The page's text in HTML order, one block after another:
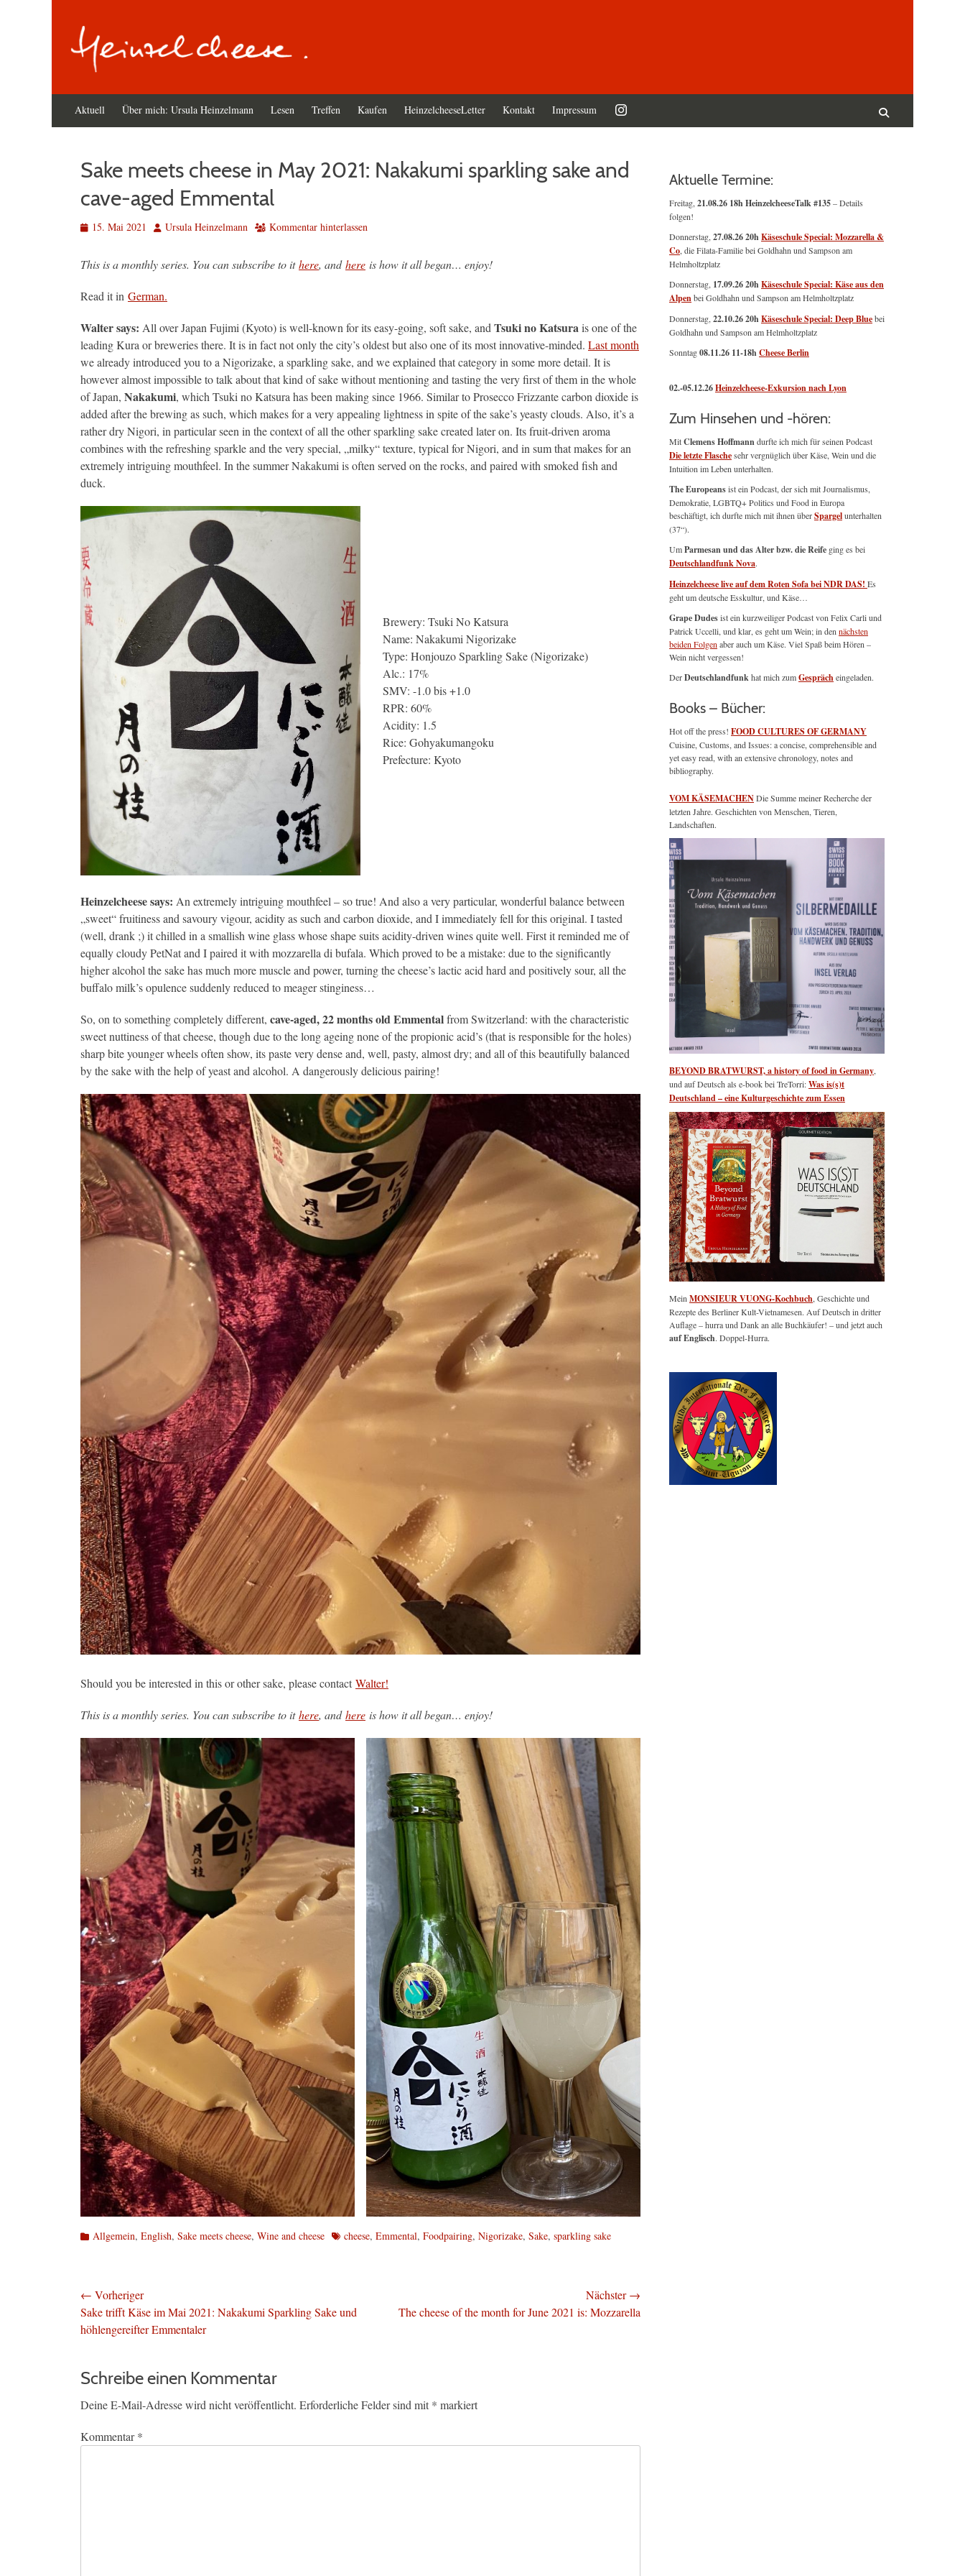
Primäres
Menü
Aktuell Über mich: Ursula Heinzelmann Lesen Treffen Kaufen HeinzelcheeseLetter Kontakt Impressum
Sake meets cheese in May 2021: Nakakumi sparkling sake and
cave-aged Emmental
Veröffentlicht
15. Mai 2021 AutorUrsula Heinzelmann Kommentar hinterlassen
This is a monthly series. You can subscribe to ithere, andhere is how it all began… enjoy!
Read it in German.
Walter says: All over Japan Fujimi (Kyoto) is well-known for its easy-going, soft sake, and Tsuki no Katsurais one of the
leading Kura or breweries there. It is in fact not only the city’s oldest but also one of its most innovative-minded. Last month
we already introduced you to a Nigorizake, a sparkling sake, and we explained that category in some more detail. It is
however almost impossible to talk about that kind of sake without mentioning and tasting the very first of them in the whole
of Japan, Nakakumi, which Tsuki no Katsura has been making since 1966. Similar to Prosecco Frizzante carbon dioxide is
added after the brewing as such, which makes for a very appealing lightness in spite of the sake’s yeasty clouds. Also, it’s a
rather dry Nigori, in particular seen in the context of all the other sparkling sake created later on. Its fruit-driven aroma
combines with the refreshing sparkle and the very special, „milky“ texture, typical for Nigori, and in sum that makes for an
extremely intriguing mouthfeel. In the summer Nakakumi is often served on the rocks, and paired with smoked fish and
duck.
Brewery: Tsuki No Katsura
Name: Nakakumi Nigorizake
Type: Honjouzo Sparkling Sake (Nigorizake)
Alc.: 17%
SMV: -1.0 bis +1.0
RPR: 60%
Acidity: 1.5
Rice: Gohyakumangoku
Prefecture: Kyoto
Heinzelcheese says: An extremely intriguing mouthfeel – so true! And also a very particular, wonderful balance between
„sweet“ fruitiness and savoury vigour, acidity as such and carbon dioxide, and I immediately fell for this original. I tasted
(well, drank ;) it chilled in a smallish wine glass whose shape suits acidity-driven wines quite well. First it reminded me of
equally cloudy PetNat and I paired it with mozzarella di bufala. Which proved to be a mistake: due to the significantly
higher alcohol the sake has much more muscle and power, turning the cheese’s lactic acid hard and positively sour, all the
buffalo milk’s opulence suddenly reduced to meager stinginess…
So, on to something completely different, cave-aged, 22 months old Emmentalfrom Switzerland: with the characteristic
sweet nuttiness of that cheese, though due to the long ageing none of the propionic acid’s (that is responsible for the holes)
sharp bite younger wheels often show, its paste very dense and, well, pasty, almost dry; and all of this beautifully balanced
by the sake with the help of yeast and alcohol. A dangerously delicious pairing!
Should you be interested in this or other sake, please contact Walter!
This is a monthly series. You can subscribe to ithere, andhere is how it all began… enjoy!
Kategorien
Allgemein, English, Sake meets cheese, Wine and cheese Schlagworte
cheese, Emmental, Foodpairing, Nigorizake, Sake, sparkling sake
Beitragsnavigation
← Vorheriger
Vorheriger
Beitrag:
Sake trifft Käse im Mai 2021: Nakakumi Sparkling Sake und
höhlengereifter Emmentaler
Nächster →
NächsterThe cheese of the month for June 2021 is: Mozzarella
Schreibe einen Kommentar
Deine E-Mail-Adresse wird nicht veröffentlicht. Erforderliche Felder sind mit * markiert
Kommentar*
Aktuelle Termine:
Freitag, 21.08.26 18h HeinzelcheeseTalk #135– Details
folgen!
Donnerstag, 27.08.26 20hKäseschule Special: Mozzarella &
Co , die Filata-Familie bei Goldhahn und Sampson am
Helmholtzplatz
Donnerstag, 17.09.26 20hKäseschule Special: Käse aus den
Alpenbei Goldhahn und Sampson am Helmholtzplatz
Donnerstag, 22.10.26 20hKäseschule Special: Deep Bluebei
Goldhahn und Sampson am Helmholtzplatz
Sonntag08.11.26 11-18hCheese Berlin
02.-05.12.26Heinzelcheese-Exkursion nach Lyon
Zum Hinsehen und -hören:
MitClemens Hoffmanndurfte ich mich für seinen Podcast
Die letzte Flaschesehr vergnüglich über Käse, Wein und die
Intuition im Leben unterhalten.
The Europeansist ein Podcast, der sich mit Journalismus,
Demokratie, LGBTQ+ Politics und Food in Europa
beschäftigt, ich durfte mich mit ihnen überSpargelunterhalten
(37“).
UmParmesan und das Alter bzw. die Reife ging es bei
Deutschlandfunk Nova.
Heinzelcheese live auf dem Roten Sofa bei NDR DAS! Es
geht um deutsche Esskultur, und Käse…
Grape Dudesist ein kurzweiliger Podcast von Felix Carli und
Patrick Uccelli, und klar, es geht um Wein; in den nächsten
beiden Folgen aber auch um Käse. Viel Spaß beim Hören –
Wein nicht vergessen!
DerDeutschlandfunkhat mich zumGesprächeingeladen.
Books – Bücher:
Hot off the press! FOOD CULTURES OF GERMANY
Cuisine, Customs, and Issues: a concise, comprehensible and
yet easy read, with an extensive chronology, notes and
bibliography.
VOM KÄSEMACHENDie Summe meiner Recherche der
letzten Jahre. Geschichten von Menschen, Tieren,
Landschaften.
BEYOND BRATWURST, a history of food in Germany
und auf Deutsch als e-book bei TreTorri:Was is(s)t
Deutschland – eine Kulturgeschichte zum Essen
Mein MONSIEUR VUONG-Kochbuch , Geschichte und
Rezepte des Berliner Kult-Vietnamesen. Auf Deutsch in dritter
Auflage – hurra und Dank an alle Buchkäufer! – und jetzt auch
auf Englisch. Doppel-Hurra.